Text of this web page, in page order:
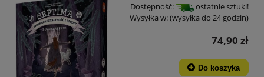
Dostępność:
ostatnie sztuki!
Wysyłka w:(wysyłka do 24 godzin)
74,90 zł
Do koszyka